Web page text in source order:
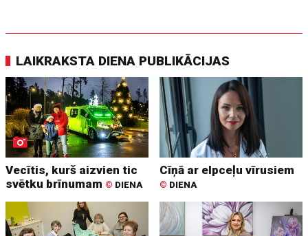
LAIKRAKSTA DIENA PUBLIKĀCIJAS
Vecītis, kurš aizvien tic
svētku brīnumam © DIENA
Cīņā ar elpceļu vīrusiem
© DIENA